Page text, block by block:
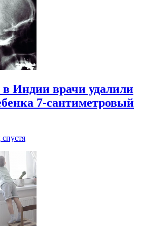
Индии врачи удалили
7-сантиметровый
спустя